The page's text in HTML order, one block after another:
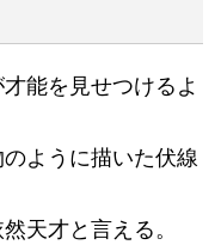
能を見せつけるよ
ように描いた伏線
天才と言える。